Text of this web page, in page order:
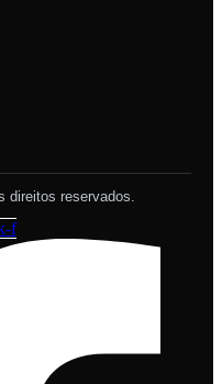
direitos reservados.
f